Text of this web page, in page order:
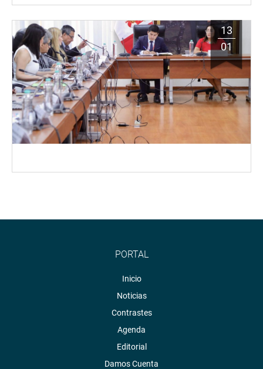
13
01
PORTAL
Inicio
Noticias
Contrastes
Agenda
Editorial
Damos Cuenta